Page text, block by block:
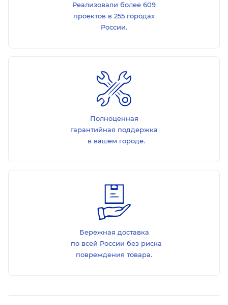
Реализовали более 609
проектов в 255 городах
России.
Полноценная
гарантийная поддержка
в вашем городе.
Бережная доставка
по всей России без риска
повреждения товара.